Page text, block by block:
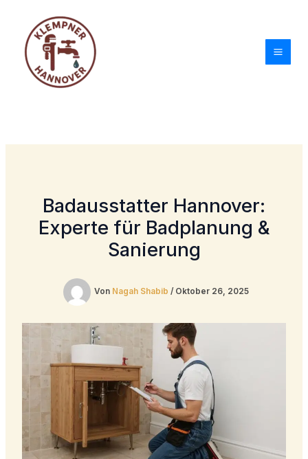
springen
Badausstatter Hannover:
Experte für Badplanung &
Sanierung
Von Nagah Shabib / Oktober 26, 2025